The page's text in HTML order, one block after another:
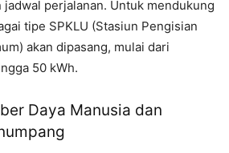
jadwal perjalanan. Untuk mendukung
tipe SPKLU (Stasiun Pengisian
akan dipasang, mulai dari
50 kWh.
Daya Manusia dan